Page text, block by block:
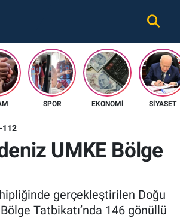
SPOR EKONOMI SIYASET
112
UMKE Bölge
gerçekleştirilen Doğu
Tatbikatı’nda 146 gönüllü
Durumu ve Fikstür